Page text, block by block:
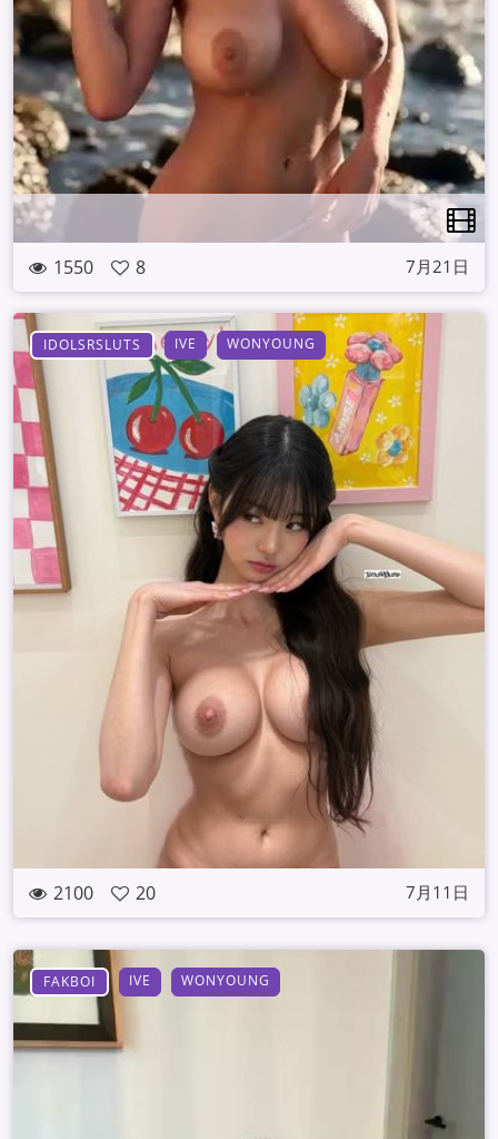
1550 8 7月21日
IDOLSRSLUTS IVE WONYOUNG
2100 20 7月11日
FAKBOI IVE WONYOUNG